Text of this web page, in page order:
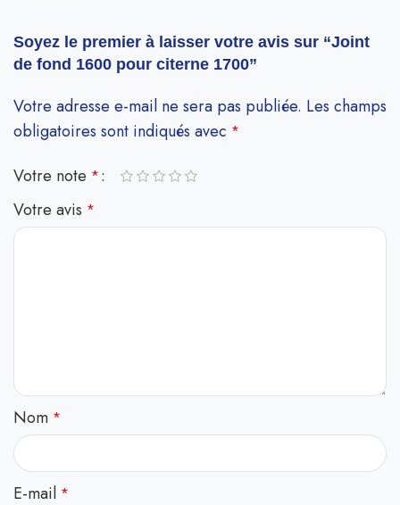
Soyez le premier à laisser votre avis sur “Joint
de fond 1600 pour citerne 1700”
Votre adresse e-mail ne sera pas publiée. Les champs
obligatoires sont indiqués avec *
Votre note *
Votre avis *
Nom *
E-mail *